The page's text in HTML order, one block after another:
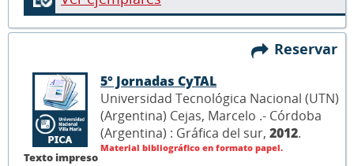
Reservar
Texto impreso
5° Jornadas CyTAL
Universidad Tecnológica Nacional (UTN)
(Argentina) Cejas, Marcelo .- Córdoba
(Argentina) : Gráfica del sur, 2012.
Material bibliográfico en formato papel.